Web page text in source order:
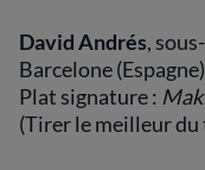
David Andrés,
Barcelone
Plat signature :
(Tirer le meilleur du